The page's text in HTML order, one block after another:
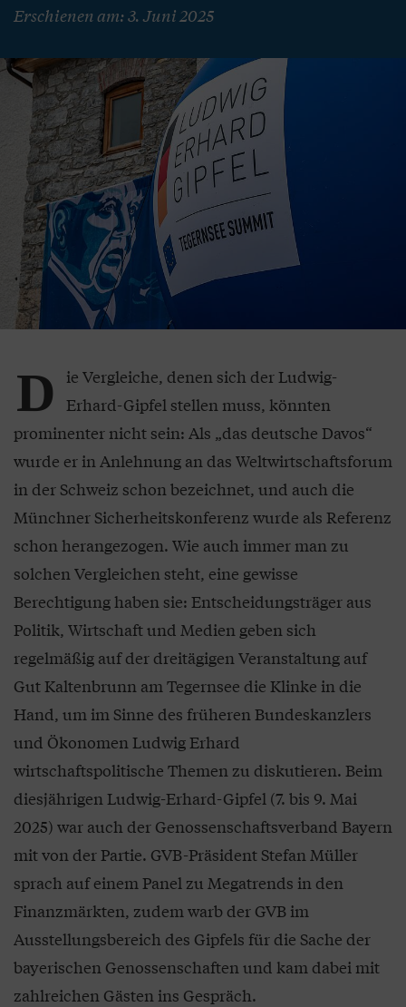
Erschienen am: 3. Juni 2025
D ie Vergleiche, denen sich der Ludwig-
Erhard-Gipfel stellen muss, könnten
prominenter nicht sein: Als „das deutsche Davos“
wurde er in Anlehnung an das Weltwirtschaftsforum
in der Schweiz schon bezeichnet, und auch die
Münchner Sicherheitskonferenz wurde als Referenz
schon herangezogen. Wie auch immer man zu
solchen Vergleichen steht, eine gewisse
Berechtigung haben sie: Entscheidungsträger aus
Politik, Wirtschaft und Medien geben sich
regelmäßig auf der dreitägigen Veranstaltung auf
Gut Kaltenbrunn am Tegernsee die Klinke in die
Hand, um im Sinne des früheren Bundeskanzlers
und Ökonomen Ludwig Erhard
wirtschaftspolitische Themen zu diskutieren. Beim
diesjährigen Ludwig-Erhard-Gipfel (7. bis 9. Mai
2025) war auch der Genossenschaftsverband Bayern
mit von der Partie. GVB-Präsident Stefan Müller
sprach auf einem Panel zu Megatrends in den
Finanzmärkten, zudem warb der GVB im
Ausstellungsbereich des Gipfels für die Sache der
bayerischen Genossenschaften und kam dabei mit
zahlreichen Gästen ins Gespräch.